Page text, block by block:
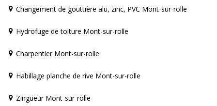
Changement de gouttière alu, zinc, PVC Mont-sur-rolle
Hydrofuge de toiture Mont-sur-rolle
Charpentier Mont-sur-rolle
Habillage planche de rive Mont-sur-rolle
Zingueur Mont-sur-rolle